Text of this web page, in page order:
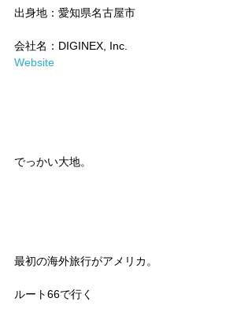
出身地：愛知県名古屋市
会社名：DIGINEX, Inc.
Website
でっかい大地。
最初の海外旅行がアメリカ。
ルート66で行く